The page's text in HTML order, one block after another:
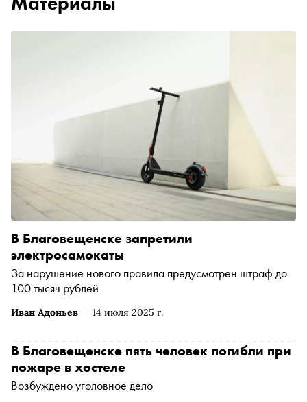
Иван Адоньев 14 июля 2025 г.
В Благовещенске запретили
электросамокаты
За нарушение нового правила предусмотрен штраф до
100 тысяч рублей
В Благовещенске пять человек погибли при
пожаре в хостеле
Возбуждено уголовное дело